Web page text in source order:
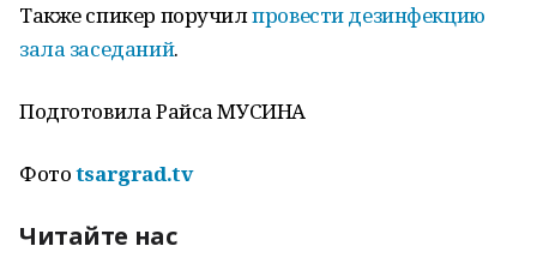
Также спикер поручилпровести дезинфекцию
зала заседаний.
Подготовила Райса МУСИНА
Фотоtsargrad.tv
Читайте нас